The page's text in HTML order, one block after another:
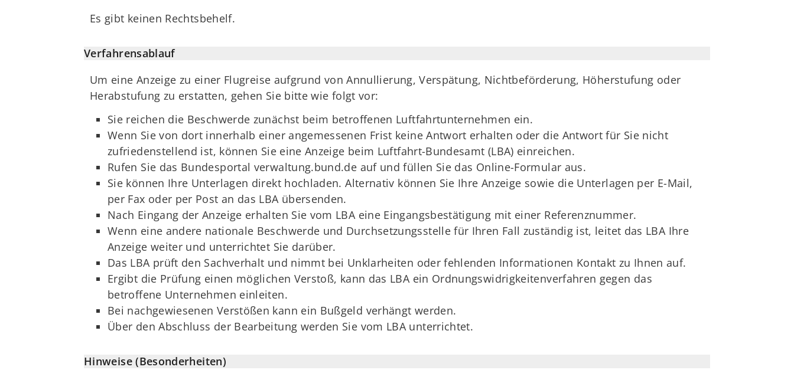
Es gibt keinen Rechtsbehelf.
Verfahrensablauf
Um eine Anzeige zu einer Flugreise aufgrund von Annullierung, Verspätung, Nichtbeförderung, Höherstufung oder
Herabstufung zu erstatten, gehen Sie bitte wie folgt vor:
Sie reichen die Beschwerde zunächst beim betroffenen Luftfahrtunternehmen ein.
Wenn Sie von dort innerhalb einer angemessenen Frist keine Antwort erhalten oder die Antwort für Sie nicht
zufriedenstellend ist, können Sie eine Anzeige beim Luftfahrt-Bundesamt (LBA) einreichen.
Rufen Sie das Bundesportal verwaltung.bund.de auf und füllen Sie das Online-Formular aus.
Sie können Ihre Unterlagen direkt hochladen. Alternativ können Sie Ihre Anzeige sowie die Unterlagen per E-Mail,
per Fax oder per Post an das LBA übersenden.
Nach Eingang der Anzeige erhalten Sie vom LBA eine Eingangsbestätigung mit einer Referenznummer.
Wenn eine andere nationale Beschwerde und Durchsetzungsstelle für Ihren Fall zuständig ist, leitet das LBA Ihre
Anzeige weiter und unterrichtet Sie darüber.
Das LBA prüft den Sachverhalt und nimmt bei Unklarheiten oder fehlenden Informationen Kontakt zu Ihnen auf.
Ergibt die Prüfung einen möglichen Verstoß, kann das LBA ein Ordnungswidrigkeitenverfahren gegen das
betroffene Unternehmen einleiten.
Bei nachgewiesenen Verstößen kann ein Bußgeld verhängt werden.
Über den Abschluss der Bearbeitung werden Sie vom LBA unterrichtet.
Hinweise (Besonderheiten)